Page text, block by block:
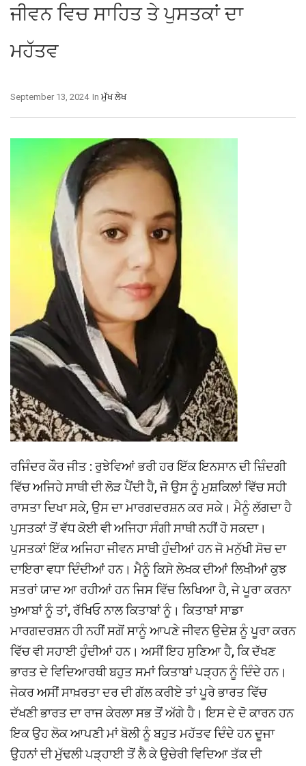
ਜੀਵਨ ਵਿਚ ਸਾਹਿਤ ਤੇ ਪੁਸਤਕਾਂ ਦਾ
ਮਹੱਤਵ
In ਮੁੱਖ ਲੇਖ
September 13, 2024
ਰਜਿੰਦਰ ਕੌਰ ਜੀਤ : ਰੁਝੇਵਿਆਂ ਭਰੀ ਹਰ ਇੱਕ ਇਨਸਾਨ ਦੀ ਜ਼ਿੰਦਗੀ
ਵਿੱਚ ਅਜਿਹੇ ਸਾਥੀ ਦੀ ਲੋੜ ਪੈਂਦੀ ਹੈ, ਜੋ ਉਸ ਨੂੰ ਮੁਸ਼ਕਿਲਾਂ ਵਿੱਚ ਸਹੀ
ਰਾਸਤਾ ਦਿਖਾ ਸਕੇ, ਉਸ ਦਾ ਮਾਰਗਦਰਸ਼ਨ ਕਰ ਸਕੇ। ਮੈਨੂੰ ਲੱਗਦਾ ਹੈ
ਪੁਸਤਕਾਂ ਤੋਂ ਵੱਧ ਕੋਈ ਵੀ ਅਜਿਹਾ ਸੰਗੀ ਸਾਥੀ ਨਹੀਂ ਹੋ ਸਕਦਾ।
ਪੁਸਤਕਾਂ ਇੱਕ ਅਜਿਹਾ ਜੀਵਨ ਸਾਥੀ ਹੁੰਦੀਆਂ ਹਨ ਜੋ ਮਨੁੱਖੀ ਸੋਚ ਦਾ
ਦਾਇਰਾ ਵਧਾ ਦਿੰਦੀਆਂ ਹਨ। ਮੈਨੂੰ ਕਿਸੇ ਲੇਖਕ ਦੀਆਂ ਲਿਖੀਆਂ ਕੁਝ
ਸਤਰਾਂ ਯਾਦ ਆ ਰਹੀਆਂ ਹਨ ਜਿਸ ਵਿੱਚ ਲਿਖਿਆ ਹੈ, ਜੇ ਪੂਰਾ ਕਰਨਾ
ਖੁਆਬਾਂ ਨੂੰ ਤਾਂ, ਰੱਖਿਓ ਨਾਲ ਕਿਤਾਬਾਂ ਨੂੰ। ਕਿਤਾਬਾਂ ਸਾਡਾ
ਮਾਰਗਦਰਸ਼ਨ ਹੀ ਨਹੀਂ ਸਗੋਂ ਸਾਨੂੰ ਆਪਣੇ ਜੀਵਨ ਉਦੇਸ਼ ਨੂੰ ਪੂਰਾ ਕਰਨ
ਵਿੱਚ ਵੀ ਸਹਾਈ ਹੁੰਦੀਆਂ ਹਨ। ਅਸੀਂ ਇਹ ਸੁਣਿਆ ਹੈ, ਕਿ ਦੱਖਣ
ਭਾਰਤ ਦੇ ਵਿਦਿਆਰਥੀ ਬਹੁਤ ਸਮਾਂ ਕਿਤਾਬਾਂ ਪੜ੍ਹਨ ਨੂੰ ਦਿੰਦੇ ਹਨ।
ਜੇਕਰ ਅਸੀਂ ਸਾਖ਼ਰਤਾ ਦਰ ਦੀ ਗੱਲ ਕਰੀਏ ਤਾਂ ਪੂਰੇ ਭਾਰਤ ਵਿੱਚ
ਦੱਖਣੀ ਭਾਰਤ ਦਾ ਰਾਜ ਕੇਰਲਾ ਸਭ ਤੋਂ ਅੱਗੇ ਹੈ। ਇਸ ਦੇ ਦੋ ਕਾਰਨ ਹਨ
ਇਕ ਉਹ ਲੋਕ ਆਪਣੀ ਮਾਂ ਬੋਲੀ ਨੂੰ ਬਹੁਤ ਮਹੱਤਵ ਦਿੰਦੇ ਹਨ ਦੂਜਾ
ਉਹਨਾਂ ਦੀ ਮੁੱਢਲੀ ਪੜ੍ਹਾਈ ਤੋਂ ਲੈ ਕੇ ਉਚੇਰੀ ਵਿਦਿਆ ਤੱਕ ਦੀ